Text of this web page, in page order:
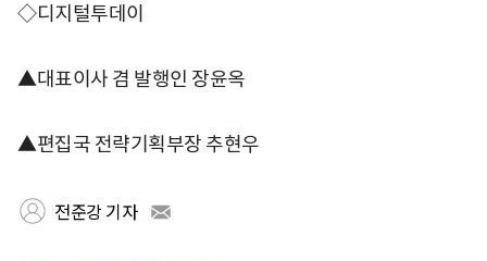
◇디지털투데이
▲대표이사 겸 발행인 장윤옥
▲편집국 전략기획부장 추현우
전준강 기자